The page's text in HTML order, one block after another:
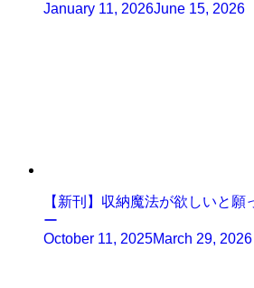
January 11, 2026June 15, 2026
【新刊】収納魔法が欲しいと願
ー
October 11, 2025March 29, 2026